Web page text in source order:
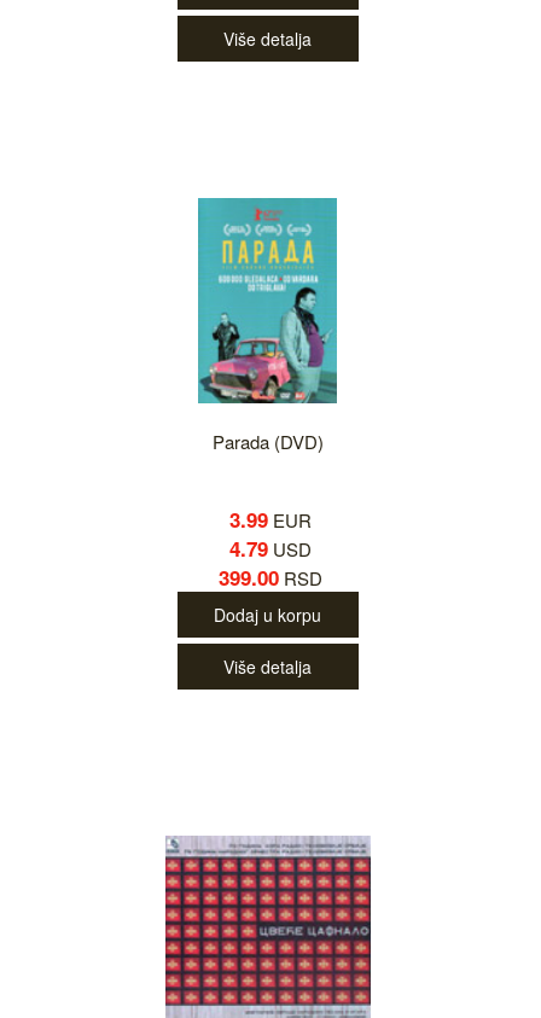
Više detalja
Parada (DVD)
3.99 EUR
4.79 USD
399.00 RSD
Dodaj u korpu
Više detalja